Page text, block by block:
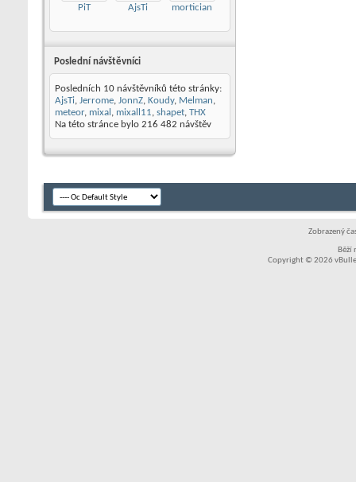
PiT AjsTi mortician
Poslední návštěvníci
Posledních 10 návštěvníků této stránky:
AjsTi, Jerrome, JonnZ, Koudy, Melman,
meteor, mixal , mixall11, shapet, THX
Na této stránce bylo 216 482 návštěv
Zobrazený
Běží
Copyright © 2026